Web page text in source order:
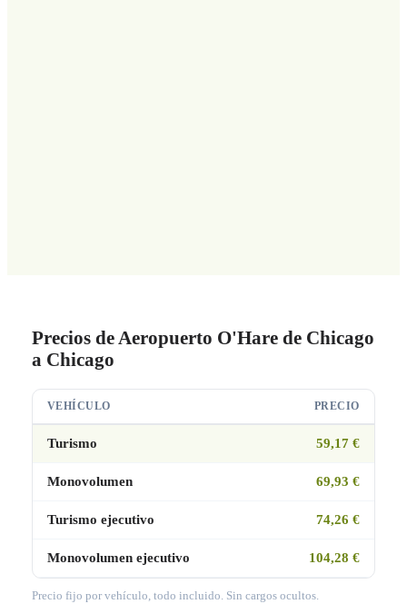
Precios de Aeropuerto O'Hare de Chicago
a Chicago
VEHÍCULO PRECIO
Turismo 59,17 €
Monovolumen 69,93 €
Turismo ejecutivo 74,26 €
Monovolumen ejecutivo 104,28 €
Precio fijo por vehículo, todo incluido. Sin cargos ocultos.